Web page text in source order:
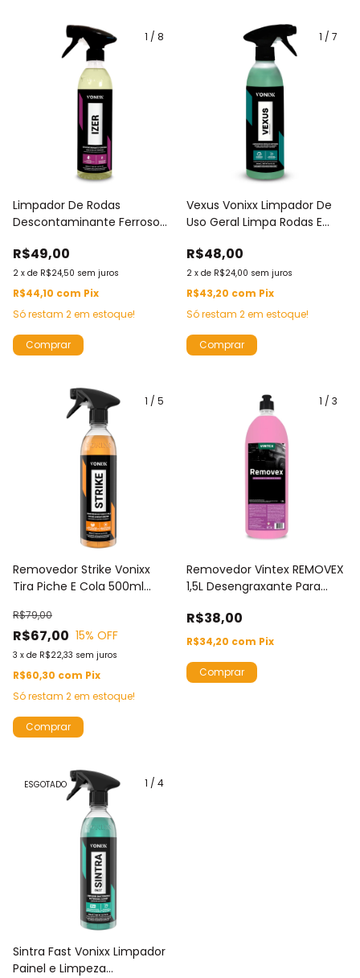
1 / 8
Limpador De Rodas
Descontaminante Ferroso
500ml Remove Ferrugem
R$49,00
2 x de R$24,50 sem juros
R$44,10 com Pix
Só restam 2em estoque!
1 / 7
Vexus Vonixx Limpador De
Uso Geral Limpa Rodas E
R$48,00
2 x de R$24,00 sem juros
R$43,20 com Pix
Só restam 2em estoque!
1 / 5
Removedor Strike Vonixx
Tira Piche E Cola 500ml
R$67,00
R$79,00
15% OFF
3 x de R$22,33 sem juros
R$60,30 com Pix
Só restam 2em estoque!
1 / 3
Removedor Vintex REMOVEX
1,5L Desengraxante Para
e Carroceria
R$38,00
R$34,20 com Pix
1 / 4
ESGOTADO
Sintra Fast Vonixx Limpador
Painel e Limpeza